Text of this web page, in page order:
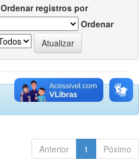
Ordenar registros por
Ordenar
Anterior 1 Póximo